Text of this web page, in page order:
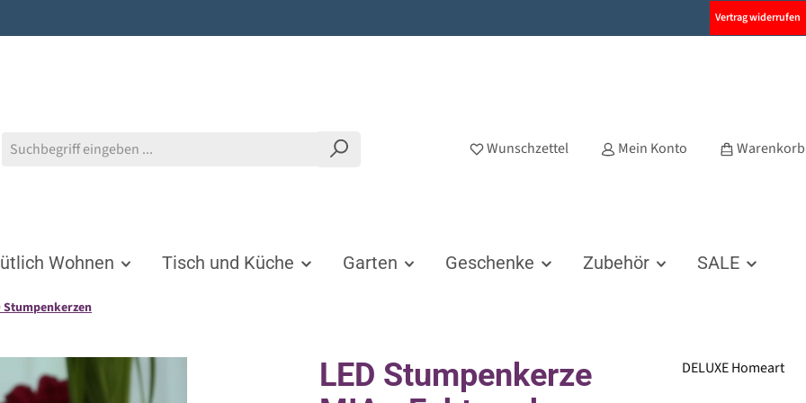
Vertrag widerrufen
Wunschzettel Mein Konto Warenkorb
Wohnen Tisch und Küche Garten Geschenke Zubehör SALE
Stumpenkerzen
LED Stumpenkerze
DELUXE Homeart